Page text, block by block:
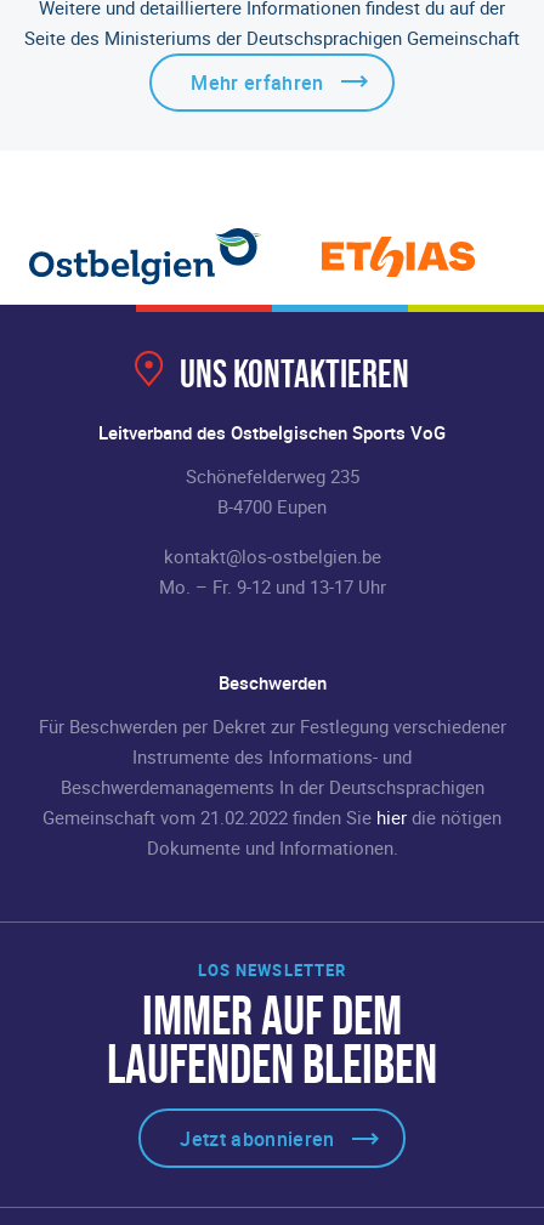
Weitere und detailliertere Informationen findest du auf der
Seite des Ministeriums der Deutschsprachigen Gemeinschaft
Mehr erfahren
LOS NEWSLETTER
IMMER AUF DEM
LAUFENDEN BLEIBEN
Jetzt abonnieren
Uns kontaktieren
Leitverband des Ostbelgischen Sports VoG
Schönefelderweg 235
B-4700 Eupen
kontakt@los-ostbelgien.be
Mo. – Fr. 9-12 und 13-17 Uhr
Beschwerden
Für Beschwerden per Dekret zur Festlegung verschiedener
Instrumente des Informations- und
Beschwerdemanagements In der Deutschsprachigen
Gemeinschaft vom 21.02.2022 finden Sie hier die nötigen
Dokumente und Informationen.